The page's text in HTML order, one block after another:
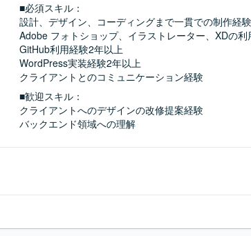
■必須スキル：
設計、デザイン、コーディングまで一貫での制作経
Adobe フォトショップ、イラストレーター、XDの
GitHub利用経験2年以上
WordPress実装経験2年以上
クライアントとのコミュニケーション経験
■歓迎スキル：
クライアントへのデザインの改修提案経験
バックエンド領域への理解